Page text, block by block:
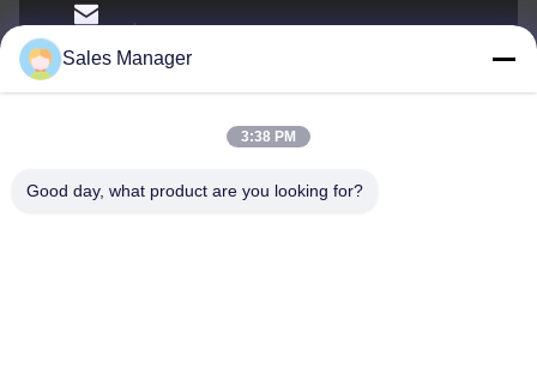
Электронная
001-512-7443871
Sales Manager
3:38 PM
Good day, what product are you looking for?